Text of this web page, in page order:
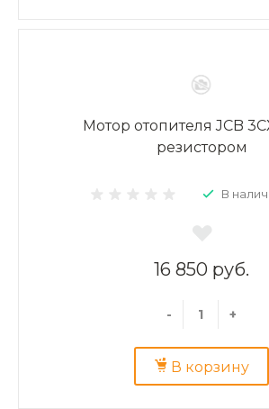
Мотор отопителя JCB
резистором
В
16 850 руб.
- +
В корзину